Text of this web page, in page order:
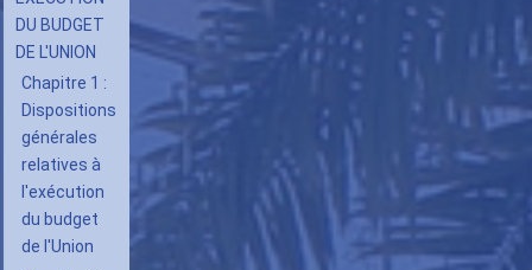
DU BUDGET
DE L'UNION
Chapitre 1 :
Dispositions
générales
relatives à
l'exécution
du budget
de l'Union
provisoires